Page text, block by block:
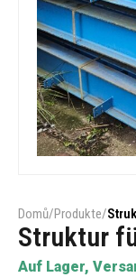
Domů/Produkte/
Struktur
Auf Lager,